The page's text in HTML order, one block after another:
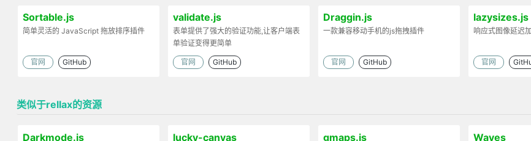
Sortable.js
简单灵活的 JavaScript 拖放排序插件
官网 GitHub
validate.js
表单提供了强大的验证功能,让客户端表
单验证变得更简单
官网 GitHub
Draggin.js
一款兼容移动手机的js拖拽插件
官网 GitHub
lazysizes.js
响应式图像延迟
官网
类似于rellax的资源
Darkmode.js lucky-canvas gmaps.js Waves